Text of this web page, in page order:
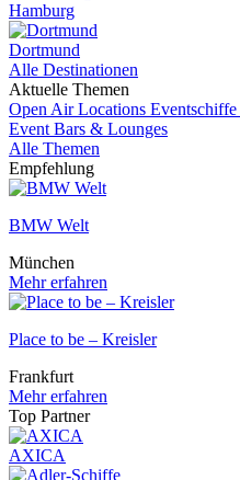
Hamburg
Dortmund
Alle Destinationen
Aktuelle Themen
Open Air Locations Eventschiffe
Event Bars & Lounges
Alle Themen
Empfehlung
BMW Welt
München
Mehr erfahren
Place to be – Kreisler
Frankfurt
Mehr erfahren
Top Partner
AXICA